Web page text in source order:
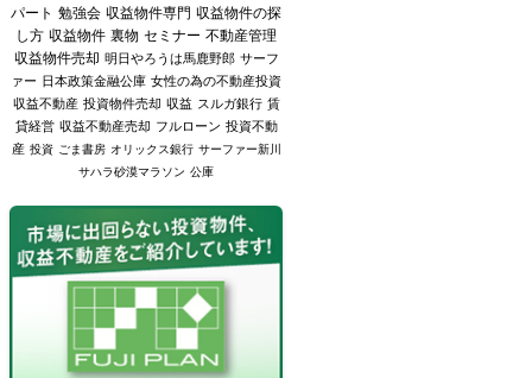
パート 勉強会 収益物件専門 収益物件の探
し方 収益物件 裏物 セミナー 不動産管理
収益物件売却 明日やろうは馬鹿野郎 サーフ
ァー 日本政策金融公庫 女性の為の不動産投資
収益不動産 投資物件売却 収益 スルガ銀行 賃
貸経営 収益不動産売却 フルローン 投資不動
産 投資 ごま書房 オリックス銀行 サーファー新川
サハラ砂漠マラソン 公庫